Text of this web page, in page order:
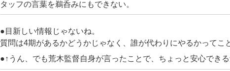
タッフの言葉を鵜呑みにもできない。
●目新しい情報じゃないね。
質問は4期があるかどうかじゃなく、誰が代わりにやるかってこ
●↑うん、でも荒木監督自身が言ったことで、ちょっと安心できる